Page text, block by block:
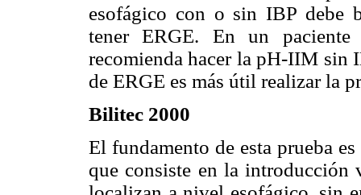
esofágico con o sin IBP debe
tener ERGE. En un
recomienda hacer la pH-IIM sin
de ERGE es más útil realizar la
Bilitec 2000
El fundamento de esta prueba
que consiste en la introducción